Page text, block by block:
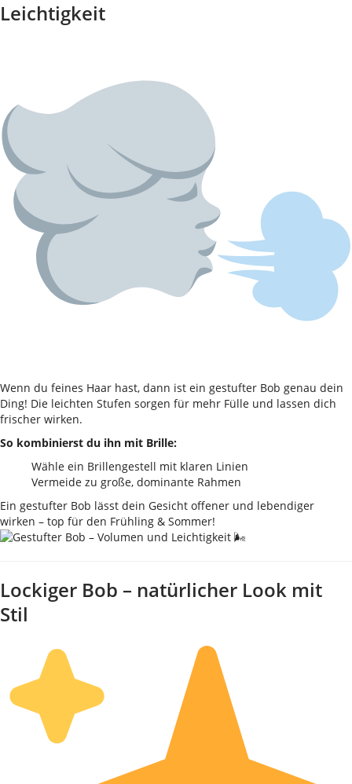
Leichtigkeit
Wenn du feines Haar hast, dann ist ein gestufter Bob genau dein
Ding! Die leichten Stufen sorgen für mehr Fülle und lassen dich
frischer wirken.
So kombinierst du ihn mit Brille:
Wähle ein Brillengestell mit klaren Linien
Vermeide zu große, dominante Rahmen
Ein gestufter Bob lässt dein Gesicht offener und lebendiger
wirken – top für den Frühling & Sommer!
Lockiger Bob – natürlicher Look mit
Stil